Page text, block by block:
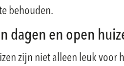
behouden.
dagen en open
zijn niet alleen leuk voor